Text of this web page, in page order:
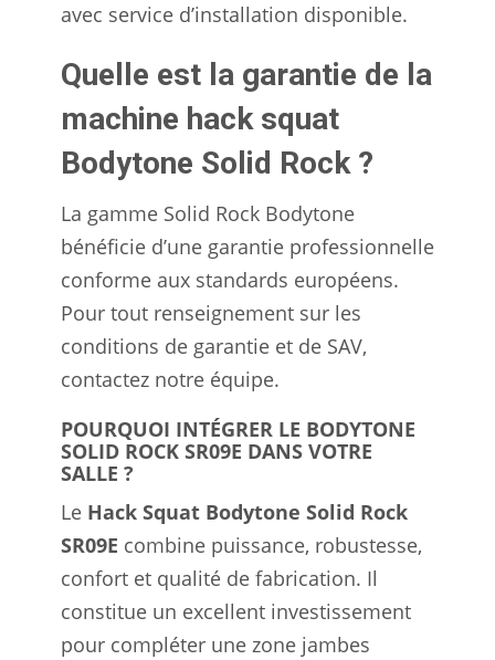
avec service d’installation disponible.
Quelle est la garantie de la
machine hack squat
Bodytone Solid Rock ?
La gamme Solid Rock Bodytone
bénéficie d’une garantie professionnelle
conforme aux standards européens.
Pour tout renseignement sur les
conditions de garantie et de SAV,
contactez notre équipe.
POURQUOI INTÉGRER LE BODYTONE
SOLID ROCK SR09E DANS VOTRE
SALLE ?
Le Hack Squat Bodytone Solid Rock
SR09E combine puissance, robustesse,
confort et qualité de fabrication. Il
constitue un excellent investissement
pour compléter une zone jambes